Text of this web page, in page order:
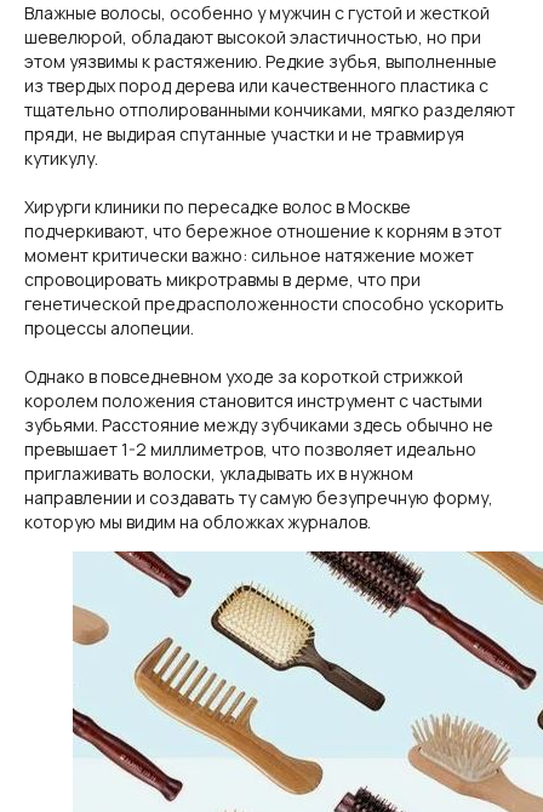
Влажные волосы, особенно у мужчин с густой и жесткой
шевелюрой, обладают высокой эластичностью, но при
этом уязвимы к растяжению. Редкие зубья, выполненные
из твердых пород дерева или качественного пластика с
тщательно отполированными кончиками, мягко разделяют
пряди, не выдирая спутанные участки и не травмируя
кутикулу.
Хирурги клиники по пересадке волос в Москве
подчеркивают, что бережное отношение к корням в этот
момент критически важно: сильное натяжение может
спровоцировать микротравмы в дерме, что при
генетической предрасположенности способно ускорить
процессы алопеции.
Однако в повседневном уходе за короткой стрижкой
королем положения становится инструмент с частыми
зубьями. Расстояние между зубчиками здесь обычно не
превышает 1-2 миллиметров, что позволяет идеально
приглаживать волоски, укладывать их в нужном
направлении и создавать ту самую безупречную форму,
которую мы видим на обложках журналов.